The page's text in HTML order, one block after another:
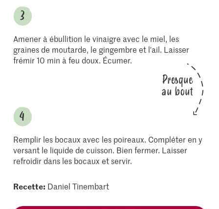
Amener à ébullition le vinaigre avec le miel, les
graines de moutarde, le gingembre et l'ail. Laisser
frémir 10 min à feu doux. Écumer.
Presque
au bout
Remplir les bocaux avec les poireaux. Compléter en y
versant le liquide de cuisson. Bien fermer. Laisser
refroidir dans les bocaux et servir.
Recette: Daniel Tinembart